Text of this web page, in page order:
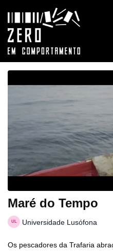
Maré do Tempo
Universidade Lusófona
Os pescadores da Trafaria